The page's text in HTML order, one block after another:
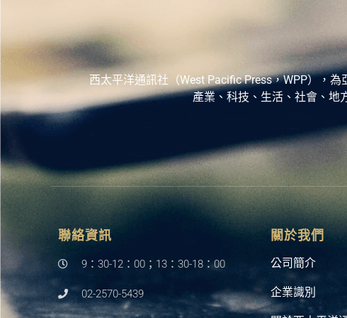
西太平洋通訊社（West Pacific Press，WPP），
產業、科技、生活、社會、地
聯絡資訊
9：30-12：00；13：30-18：00
02-2570-5439
關於我們
公司簡介
企業識別